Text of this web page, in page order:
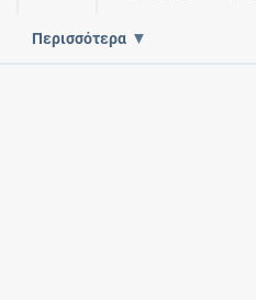
Περισσότερα